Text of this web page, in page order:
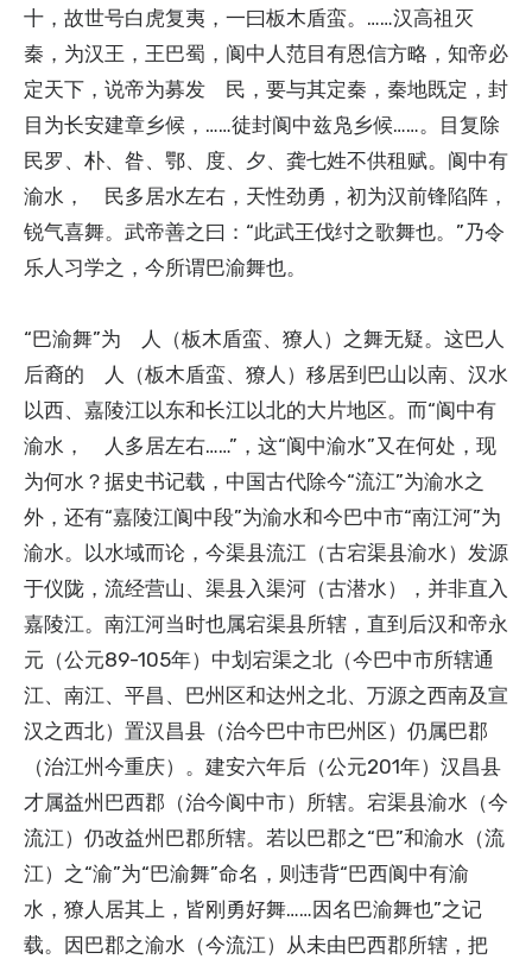
十，故世号白虎复夷，一曰板木盾蛮。……汉高祖灭
秦，为汉王，王巴蜀，阆中人范目有恩信方略，知帝必
定天下，说帝为募发 民，要与其定秦，秦地既定，封
目为长安建章乡候，……徒封阆中兹凫乡候……。目复除
民罗、朴、昝、鄂、度、夕、龚七姓不供租赋。阆中有
渝水， 民多居水左右，天性劲勇，初为汉前锋陷阵，
锐气喜舞。武帝善之曰：“此武王伐纣之歌舞也。”乃令
乐人习学之，今所谓巴渝舞也。
“巴渝舞”为 人（板木盾蛮、獠人）之舞无疑。这巴人
后裔的 人（板木盾蛮、獠人）移居到巴山以南、汉水
以西、嘉陵江以东和长江以北的大片地区。而“阆中有
渝水， 人多居左右……”，这“阆中渝水”又在何处，现
为何水？据史书记载，中国古代除今“流江”为渝水之
外，还有“嘉陵江阆中段”为渝水和今巴中市“南江河”为
渝水。以水域而论，今渠县流江（古宕渠县渝水）发源
于仪陇，流经营山、渠县入渠河（古潜水），并非直入
嘉陵江。南江河当时也属宕渠县所辖，直到后汉和帝永
元（公元89-105年）中划宕渠之北（今巴中市所辖通
江、南江、平昌、巴州区和达州之北、万源之西南及宣
汉之西北）置汉昌县（治今巴中市巴州区）仍属巴郡
（治江州今重庆）。建安六年后（公元201年）汉昌县
才属益州巴西郡（治今阆中市）所辖。宕渠县渝水（今
流江）仍改益州巴郡所辖。若以巴郡之“巴”和渝水（流
江）之“渝”为“巴渝舞”命名，则违背“巴西阆中有渝
水，獠人居其上，皆刚勇好舞……因名巴渝舞也”之记
载。因巴郡之渝水（今流江）从未由巴西郡所辖，把